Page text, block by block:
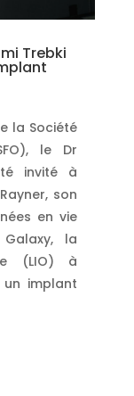
Trebki
la Société
le Dr
invité à
son
en vie
la
(LIO) à
implant